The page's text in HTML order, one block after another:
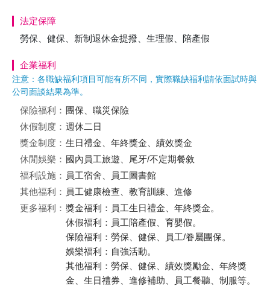
法定保障
勞保、健保、新制退休金提撥、生理假、陪產假
企業福利
注意：各職缺福利項目可能有所不同，實際職缺福利請依面試時與
公司面談結果為準。
保險福利： 團保、職災保險
休假制度： 週休二日
獎金制度： 生日禮金、年終獎金、績效獎金
休閒娛樂： 國內員工旅遊、尾牙/不定期餐敘
福利設施： 員工宿舍、員工圖書館
其他福利： 員工健康檢查、教育訓練、進修
更多福利： 獎金福利：員工生日禮金、年終獎金。
休假福利：員工陪產假、育嬰假。
保險福利：勞保、健保、員工/眷屬團保。
娛樂福利：自強活動。
其他福利：勞保、健保、績效獎勵金、年終獎
金、生日禮券、進修補助、員工餐聽、制服等。